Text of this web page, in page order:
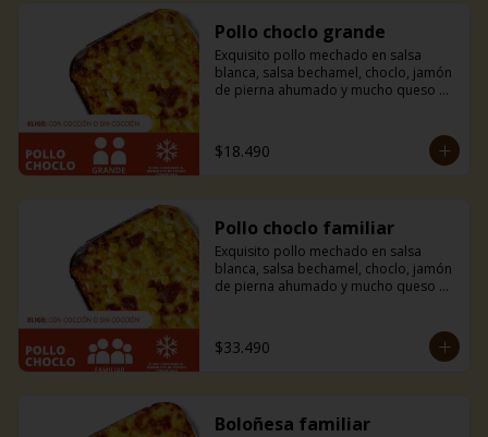
Pollo choclo grande
Exquisito pollo mechado en salsa
blanca, salsa bechamel, choclo, jamón
de pierna ahumado y mucho queso
la casa.
$18.490
Pollo choclo familiar
Exquisito pollo mechado en salsa
blanca, salsa bechamel, choclo, jamón
de pierna ahumado y mucho queso
la casa.
$33.490
Boloñesa familiar